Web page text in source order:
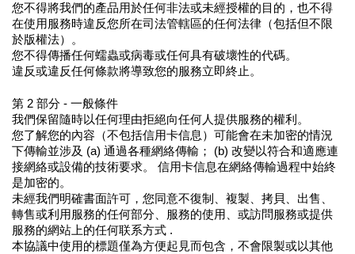
您不得將我們的產品用於任何非法或未經授權的目的，也不得
在使用服務時違反您所在司法管轄區的任何法律（包括但不限
於版權法）。
您不得傳播任何蠕蟲或病毒或任何具有破壞性的代碼。
違反或違反任何條款將導致您的服務立即終止。
第 2 部分 - 一般條件
我們保留隨時以任何理由拒絕向任何人提供服務的權利。
您了解您的內容（不包括信用卡信息）可能會在未加密的情況
下傳輸並涉及 (a) 通過各種網絡傳輸； (b) 改變以符合和適應連
接網絡或設備的技術要求。 信用卡信息在網絡傳輸過程中始終
是加密的。
未經我們明確書面許可，您同意不復制、複製、拷貝、出售、
轉售或利用服務的任何部分、服務的使用、或訪問服務或提供
服務的網站上的任何联系方式 .
本協議中使用的標題僅為方便起見而包含，不會限製或以其他